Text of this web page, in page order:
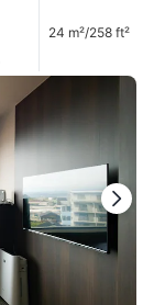
24 m²/258 ft²